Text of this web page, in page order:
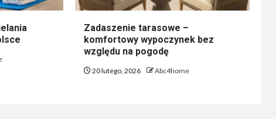
Zadaszenie tarasowe –
komfortowy wypoczynek bez
względu na pogodę
20 lutego, 2026 Abc4home